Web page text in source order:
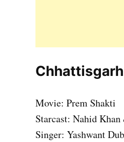
Movie: Prem Shakti
Starcast: Nahid
Singer: Yashwant